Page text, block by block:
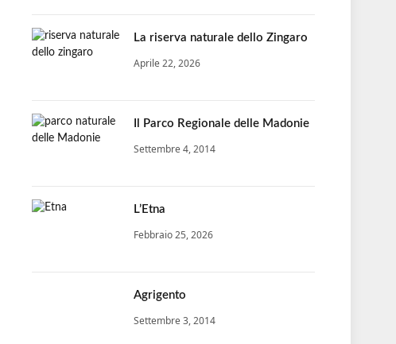
La riserva naturale dello Zingaro
Aprile 22, 2026
Il Parco Regionale delle Madonie
Settembre 4, 2014
L’Etna
Febbraio 25, 2026
Agrigento
Settembre 3, 2014